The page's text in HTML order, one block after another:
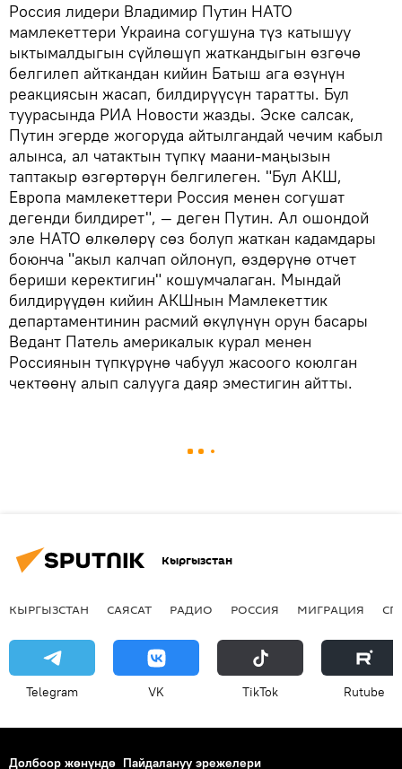
Россия лидери Владимир Путин НАТО
мамлекеттери Украина согушуна түз катышуу
ыктымалдыгын сүйлөшүп жаткандыгын өзгөчө
белгилеп айткандан кийин Батыш ага өзүнүн
реакциясын жасап, билдирүүсүн таратты. Бул
туурасында РИА Новости жазды. Эске салсак,
Путин эгерде жогоруда айтылгандай чечим кабыл
алынса, ал чатактын түпкү маани-маңызын
таптакыр өзгөртөрүн белгилеген. "Бул АКШ,
Европа мамлекеттери Россия менен согушат
дегенди билдирет", — деген Путин. Ал ошондой
эле НАТО өлкөлөрү сөз болуп жаткан кадамдары
боюнча "акыл калчап ойлонуп, өздөрүнө отчет
бериши керектигин" кошумчалаган. Мындай
билдирүүдөн кийин АКШнын Мамлекеттик
департаментинин расмий өкүлүнүн орун басары
Ведант Патель америкалык курал менен
Россиянын түпкүрүнө чабуул жасоого коюлган
чектөөнү алып салууга даяр эместигин айтты.
Кыргызстан
КЫРГЫЗСТАН САЯСАТ РАДИО РОССИЯ МИГРАЦИЯ
Telegram VK ТikТоk Rutube
Долбоор жөнүндө Пайдалануу эрежелери